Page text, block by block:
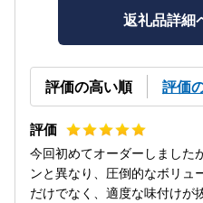
返礼品詳細
評価の高い順 評価
今回初めてオーダーしました
ンと異なり、圧倒的なボリュ
だけでなく、適度な味付けが